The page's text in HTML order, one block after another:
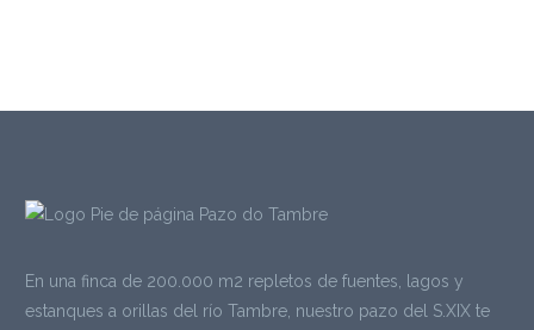
En una finca de 200.000 m2 repletos de fuentes, lagos y
estanques a orillas del río Tambre, nuestro pazo del S.XIX te